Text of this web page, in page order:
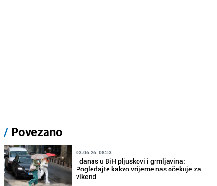
/ Povezano
03.06.26. 08:53
I danas u BiH pljuskovi i grmljavina:
Pogledajte kakvo vrijeme nas očekuje za
vikend